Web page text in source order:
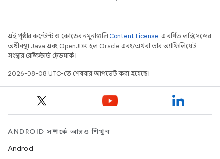
এই পৃষ্ঠার কন্টেন্ট ও কোডের নমুনাগুলিContent License-এ বর্ণিত লাইসেন্সের
অধীনস্থ। Java এবং OpenJDK হল Oracle এবং/অথবা তার অ্যাফিলিয়েট
সংস্থার রেজিস্টার্ড ট্রেডমার্ক।
2026-08-08 UTC-তে শেষবার আপডেট করা হয়েছে।
ANDROID সম্পর্কে আরও শিখুন
Android